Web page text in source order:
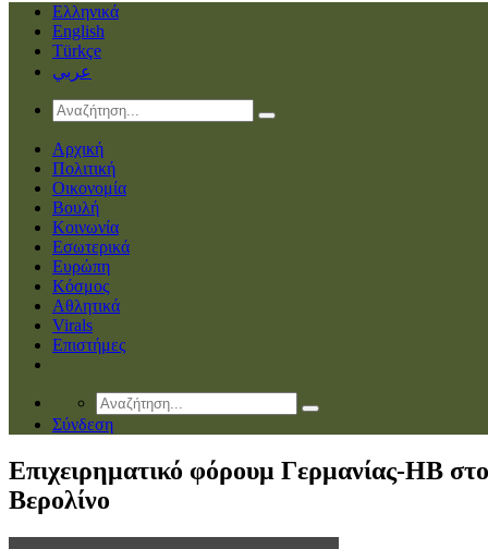
Ελληνικά
English
Türkçe
عربي
Αρχική
Πολιτική
Οικονομία
Βουλή
Κοινωνία
Εσωτερικά
Ευρώπη
Κόσμος
Αθλητικά
Virals
Επιστήμες
Σύνδεση
Επιχειρηματικό φόρουμ Γερμανίας-ΗΒ στο
Βερολίνο